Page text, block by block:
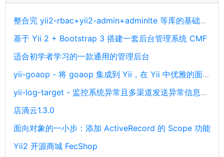
整合完 yii2-rbac+yii2-admin+adminlte 等库的基础开发后台源码
基于 Yii 2 + Bootstrap 3 搭建一套后台管理系统 CMF
适合初学者学习的一款通用的管理后台
yii-goaop - 将 goaop 集成到 Yii，在 Yii 中优雅的面向切面编程
yii-log-target - 监控系统异常且多渠道发送异常信息通知
店滴云1.3.0
面向对象的一小步：添加 ActiveRecord 的 Scope 功能
Yii2 开源商城 FecShop